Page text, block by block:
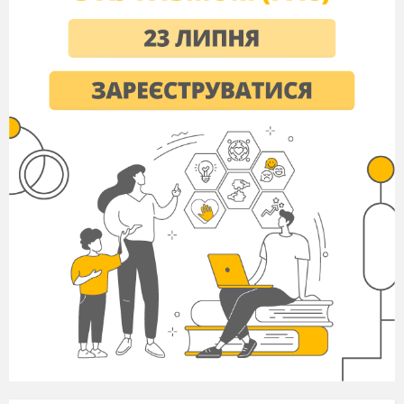
Особливого значення має проблема
організації часових груп. Дані про склад і
величину груп дуже суперечливі.
Наприклад, І.В, Первин зазначав, що
постійний склад групи протягом півріччя чи
навички колективної праці та підвищити обсяг і
якість роботи групи, якщо до неї входять не
більше 4-5 учнів. Інші автори вважають
оптимальною величиною групи 5-6 осіб.
Розмір групи може позначатися на
мотивації діяльності. Збільшення групи веде до
зниження мотивації діяльності (зменшення
інтересу до групового завдання, бажання
працювати над реалізацією). Принаймні
збільшення груп відбувається як перерозподіл і
диференціація ролей, але найактивніші з її
членів починають грати істотнішу роль